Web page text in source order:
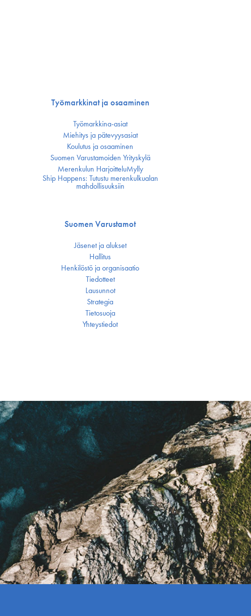
Työmarkkinat ja osaaminen
Työmarkkina-asiat
Miehitys ja pätevyys­asiat
Koulutus ja osaaminen
Suomen Varustamoiden Yrityskylä
Merenkulun HarjoitteluMylly
Ship Happens: Tutustu merenkulkualan
mahdollisuuksiin
Suomen Varustamot
Jäsenet ja alukset
Hallitus
Henkilöstö ja organisaatio
Tiedotteet
Lausunnot
Strategia
Tietosuoja
Yhteystiedot